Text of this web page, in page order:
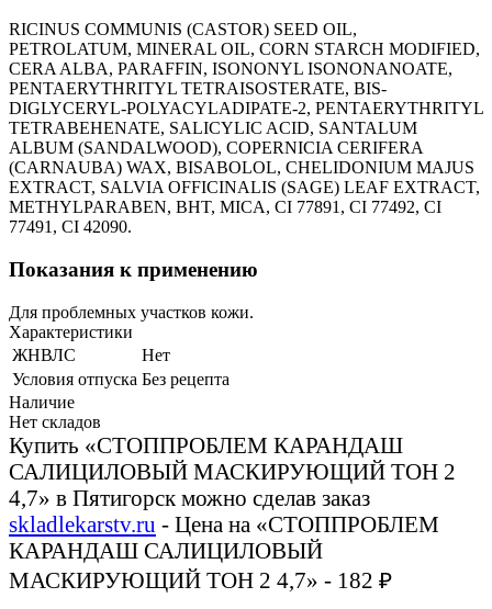
RICINUS COMMUNIS (CASTOR) SEED OIL,
PETROLATUM, MINERAL OIL, CORN STARCH MODIFIED,
CERA ALBA, PARAFFIN, ISONONYL ISONONANOATE,
PENTAERYTHRITYL TETRAISOSTERATE, BIS-
DIGLYCERYL-POLYACYLADIPATE-2, PENTAERYTHRITYL
TETRABEHENATE, SALICYLIC ACID, SANTALUM
ALBUM (SANDALWOOD), COPERNICIA CERIFERA
(CARNAUBA) WAX, BISABOLOL, CHELIDONIUM MAJUS
EXTRACT, SALVIA OFFICINALIS (SAGE) LEAF EXTRACT,
METHYLPARABEN, BHT, MICA, CI 77891, CI 77492, CI
77491, CI 42090.
Показания к применению
Для проблемных участков кожи.
Характеристики
ЖНВЛС
Нет
Условия отпуска Без рецепта
Наличие
Нет складов
Купить «СТОППРОБЛЕМ КАРАНДАШ
САЛИЦИЛОВЫЙ МАСКИРУЮЩИЙ ТОН 2
4,7» в Пятигорск можно сделав заказ
skladlekarstv.ru - Цена на «СТОППРОБЛЕМ
КАРАНДАШ САЛИЦИЛОВЫЙ
МАСКИРУЮЩИЙ ТОН 2 4,7» - 182 ₽